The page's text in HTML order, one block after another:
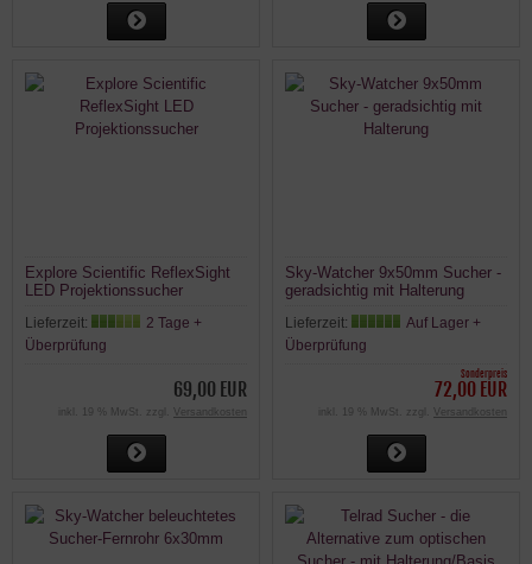
Explore Scientific ReflexSight
LED Projektionssucher
Lieferzeit:
2 Tage +
Überprüfung
69,00 EUR
inkl. 19 % MwSt. zzgl. Versandkosten
Sky-Watcher 9x50mm Sucher -
geradsichtig mit Halterung
Lieferzeit:
Auf Lager +
Überprüfung
Sonderpreis
72,00 EUR
inkl. 19 % MwSt. zzgl. Versandkosten